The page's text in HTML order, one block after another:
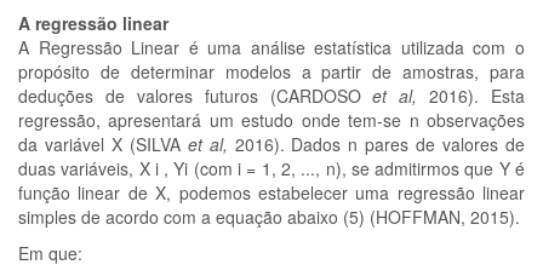
A regressão linear
A Regressão Linear é uma análise estatística utilizada com o
propósito de determinar modelos a partir de amostras, para
deduções de valores futuros (CARDOSOet al,2016). Esta
regressão, apresentará um estudo onde tem-se n observações
da variável X (SILVA et al, 2016). Dados n pares de valores de
duas variáveis, X i , Yi (com i = 1, 2, ..., n), se admitirmos que Y é
função linear de X, podemos estabelecer uma regressão linear
simples de acordo com a equação abaixo (5) (HOFFMAN, 2015).
Em que: